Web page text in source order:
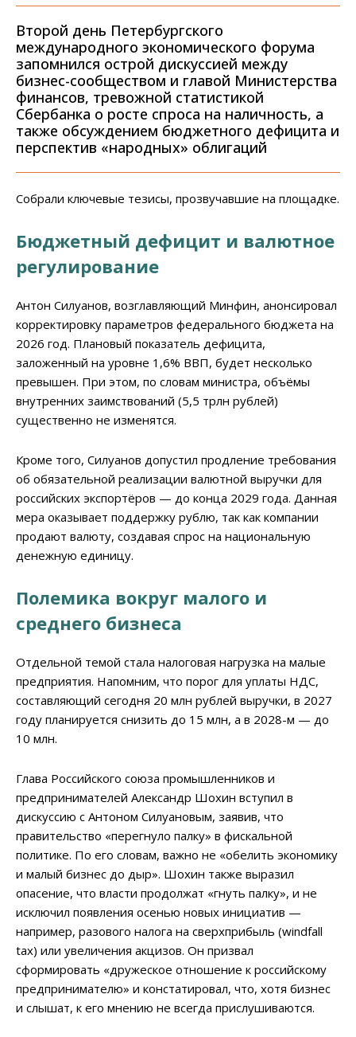
Второй день Петербургского
международного экономического форума
запомнился острой дискуссией между
бизнес-сообществом и главой Министерства
финансов, тревожной статистикой
Сбербанка о росте спроса на наличность, а
также обсуждением бюджетного дефицита и
перспектив «народных» облигаций
Собрали ключевые тезисы, прозвучавшие на площадке.
Бюджетный дефицит и валютное
регулирование
Антон Силуанов, возглавляющий Минфин, анонсировал
корректировку параметров федерального бюджета на
2026 год. Плановый показатель дефицита,
заложенный на уровне 1,6% ВВП, будет несколько
превышен. При этом, по словам министра, объёмы
внутренних заимствований (5,5 трлн рублей)
существенно не изменятся.
Кроме того, Силуанов допустил продление требования
об обязательной реализации валютной выручки для
российских экспортёров — до конца 2029 года. Данная
мера оказывает поддержку рублю, так как компании
продают валюту, создавая спрос на национальную
денежную единицу.
Полемика вокруг малого и
среднего бизнеса
Отдельной темой стала налоговая нагрузка на малые
предприятия. Напомним, что порог для уплаты НДС,
составляющий сегодня 20 млн рублей выручки, в 2027
году планируется снизить до 15 млн, а в 2028-м — до
10 млн.
Глава Российского союза промышленников и
предпринимателей Александр Шохин вступил в
дискуссию с Антоном Силуановым, заявив, что
правительство «перегнуло палку» в фискальной
политике. По его словам, важно не «обелить экономику
и малый бизнес до дыр». Шохин также выразил
опасение, что власти продолжат «гнуть палку», и не
исключил появления осенью новых инициатив —
например, разового налога на сверхприбыль (windfall
tax) или увеличения акцизов. Он призвал
сформировать «дружеское отношение к российскому
предпринимателю» и констатировал, что, хотя бизнес
и слышат, к его мнению не всегда прислушиваются.